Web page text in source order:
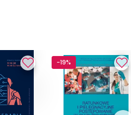
-19%